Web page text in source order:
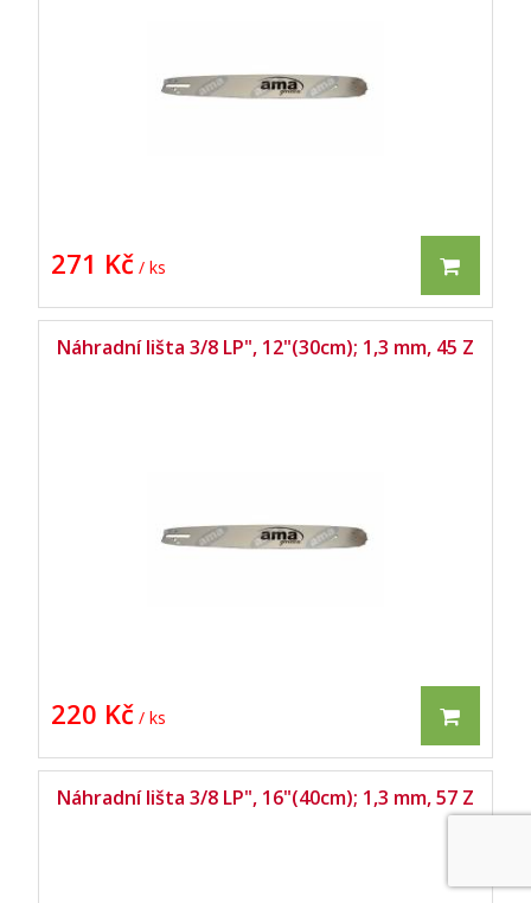
271 Kč / ks
Náhradní lišta 3/8 LP", 12"(30cm); 1,3 mm, 45 Z
220 Kč / ks
Náhradní lišta 3/8 LP", 16"(40cm); 1,3 mm, 57 Z